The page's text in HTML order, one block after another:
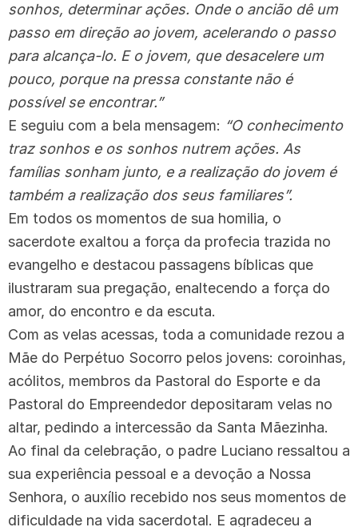
sonhos, determinar ações. Onde o ancião dê um
passo em direção ao jovem, acelerando o passo
para alcança-lo. E o jovem, que desacelere um
pouco, porque na pressa constante não é
possível se encontrar.”
E seguiu com a bela mensagem: “O conhecimento
traz sonhos e os sonhos nutrem ações. As
famílias sonham junto, e a realização do jovem é
também a realização dos seus familiares”.
Em todos os momentos de sua homilia, o
sacerdote exaltou a força da profecia trazida no
evangelho e destacou passagens bíblicas que
ilustraram sua pregação, enaltecendo a força do
amor, do encontro e da escuta.
Com as velas acessas, toda a comunidade rezou a
Mãe do Perpétuo Socorro pelos jovens: coroinhas,
acólitos, membros da Pastoral do Esporte e da
Pastoral do Empreendedor depositaram velas no
altar, pedindo a intercessão da Santa Mãezinha.
Ao final da celebração, o padre Luciano ressaltou a
sua experiência pessoal e a devoção a Nossa
Senhora, o auxílio recebido nos seus momentos de
dificuldade na vida sacerdotal. E agradeceu a